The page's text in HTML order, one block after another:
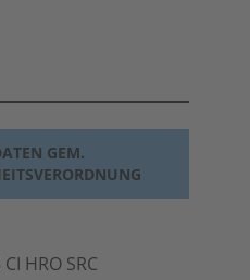
GEM.
HRO SRC